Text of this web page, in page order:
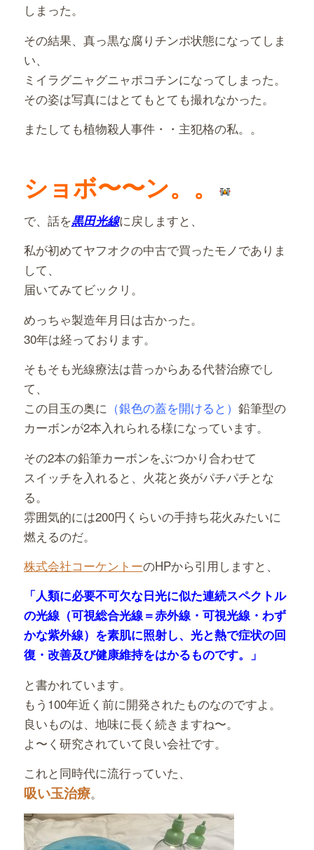
しまった。
その結果、真っ黒な腐りチンポ状態になってしま
い、
ミイラグニャグニャポコチンになってしまった。
その姿は写真にはとてもとても撮れなかった。
またしても植物殺人事件・・主犯格の私。。
ショボ〜〜ン。。
で、話を黒田光線に戻しますと、
私が初めてヤフオクの中古で買ったモノでありま
して、
届いてみてビックリ。
めっちゃ製造年月日は古かった。
30年は経っております。
そもそも光線療法は昔っからある代替治療でし
て、
この目玉の奥に （銀色の蓋を開けると） 鉛筆型の
カーボンが2本入れられる様になっています。
その2本の鉛筆カーボンをぶつかり合わせて
スイッチを入れると、火花と炎がパチパチとな
る。
雰囲気的には200円くらいの手持ち花火みたいに
燃えるのだ。
株式会社コーケントーのHPから引用しますと、
「人類に必要不可欠な日光に似た連続スペクトル
の光線（可視総合光線＝赤外線・可視光線・わず
かな紫外線）を素肌に照射し、光と熱で症状の回
復・改善及び健康維持をはかるものです。」
と書かれています。
もう100年近く前に開発されたものなのですよ。
良いものは、地味に長く続きますね〜。
よ〜く研究されていて良い会社です。
これと同時代に流行っていた、
吸い玉治療。